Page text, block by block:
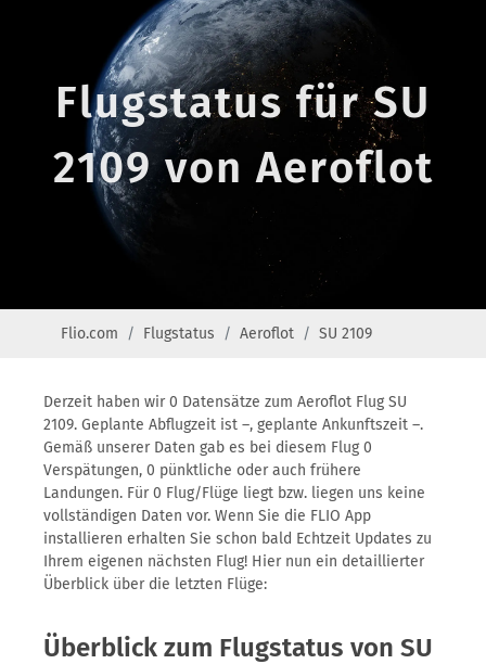
Flugstatus für SU
2109 von Aeroflot
Flio.com Flugstatus Aeroflot SU 2109
Derzeit haben wir 0 Datensätze zum Aeroflot Flug SU
2109. Geplante Abflugzeit ist –, geplante Ankunftszeit –.
Gemäß unserer Daten gab es bei diesem Flug 0
Verspätungen, 0 pünktliche oder auch frühere
Landungen. Für 0 Flug/Flüge liegt bzw. liegen uns keine
vollständigen Daten vor. Wenn Sie die FLIO App
installieren erhalten Sie schon bald Echtzeit Updates zu
Ihrem eigenen nächsten Flug! Hier nun ein detaillierter
Überblick über die letzten Flüge:
Überblick zum Flugstatus von SU